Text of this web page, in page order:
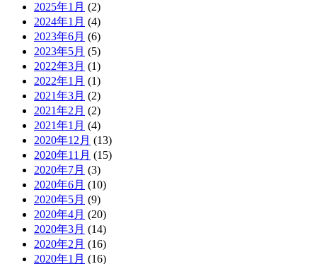
2025年1月 (2)
2024年1月 (4)
2023年6月 (6)
2023年5月 (5)
2022年3月 (1)
2022年1月 (1)
2021年3月 (2)
2021年2月 (2)
2021年1月 (4)
2020年12月 (13)
2020年11月 (15)
2020年7月 (3)
2020年6月 (10)
2020年5月 (9)
2020年4月 (20)
2020年3月 (14)
2020年2月 (16)
2020年1月 (16)